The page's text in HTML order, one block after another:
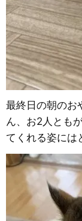
最終日の朝のお
ん、お2人とも
てくれる姿には